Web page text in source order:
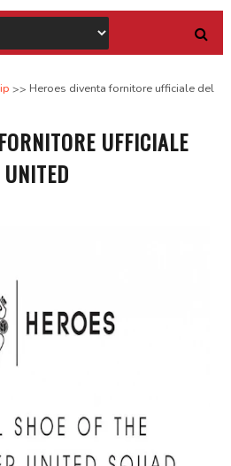
Heroes diventa fornitore ufficiale del
UFFICIALE